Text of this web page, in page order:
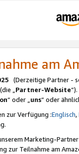
am
(Derzeitige Partner -
„Partner-Website
“ oder „uns“ oder
zur Verfügung :Englisch,
Marketing-
zur Teilnahme am